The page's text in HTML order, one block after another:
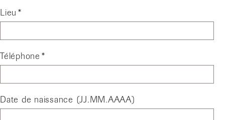
Lieu
Téléphone
Date de naissance (JJ.MM.AAAA)